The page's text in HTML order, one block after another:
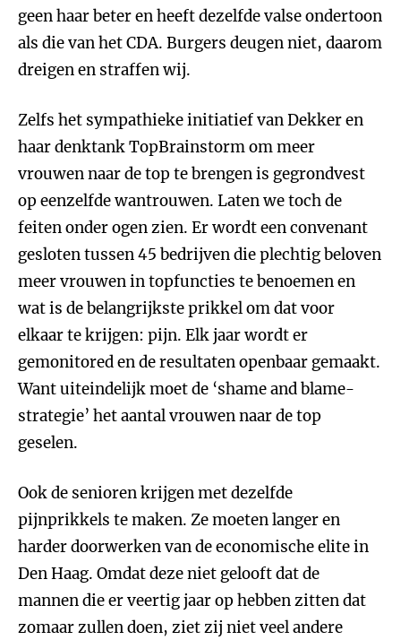
geen haar beter en heeft dezelfde valse ondertoon
als die van het CDA. Burgers deugen niet, daarom
dreigen en straffen wij.
Zelfs het sympathieke initiatief van Dekker en
haar denktank TopBrainstorm om meer
vrouwen naar de top te brengen is gegrondvest
op eenzelfde wantrouwen. Laten we toch de
feiten onder ogen zien. Er wordt een convenant
gesloten tussen 45 bedrijven die plechtig beloven
meer vrouwen in topfuncties te benoemen en
wat is de belangrijkste prikkel om dat voor
elkaar te krijgen: pijn. Elk jaar wordt er
gemonitored en de resultaten openbaar gemaakt.
Want uiteindelijk moet de ‘shame and blame-
strategie’ het aantal vrouwen naar de top
geselen.
Ook de senioren krijgen met dezelfde
pijnprikkels te maken. Ze moeten langer en
harder doorwerken van de economische elite in
Den Haag. Omdat deze niet gelooft dat de
mannen die er veertig jaar op hebben zitten dat
zomaar zullen doen, ziet zij niet veel andere